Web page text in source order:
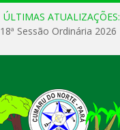
ÚLTIMAS ATUALIZAÇÕES:
18ª Sessão Ordinária 2026